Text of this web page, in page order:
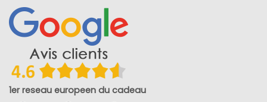
Un support textile publicitaire universel
couvre-chefs publicitaires
saisons et à tous les publics, adultes, enfants, hommes
ou femmes. En été, la casquette ou le bob offrent
confort et protection contre le soleil, en hiver, le bonnet
renforce la visibilité de votre marque même dans le froid.
1er reseau europeen du cadeau